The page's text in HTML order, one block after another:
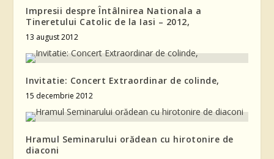
Impresii despre Întâlnirea Nationala a
Tineretului Catolic de la Iasi – 2012,
13 august 2012
Invitatie: Concert Extraordinar de colinde,
15 decembrie 2012
Hramul Seminarului orădean cu hirotonire de
diaconi